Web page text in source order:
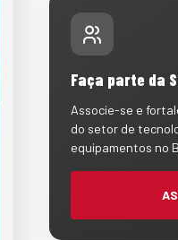
Faça parte da
Associe-se e
do setor de
equipamentos no